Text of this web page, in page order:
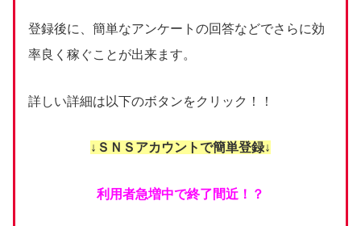
登録後に、簡単なアンケートの回答などでさらに効
率良く稼ぐことが出来ます。
詳しい詳細は以下のボタンをクリック！！
↓ＳＮＳアカウントで簡単登録↓
利用者急増中で終了間近！？